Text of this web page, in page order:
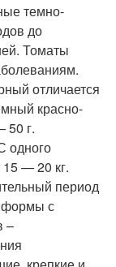
темно-
до
Томаты
отличается
красно-
50 г.
одного
15 — 20 кг.
период
формы с
–